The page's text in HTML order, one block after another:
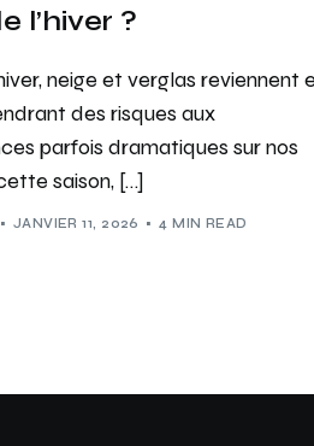
l’hiver ?
neige et verglas reviennent
des risques aux
parfois dramatiques sur nos
saison, […]
JANVIER 11, 2026 4 MIN READ